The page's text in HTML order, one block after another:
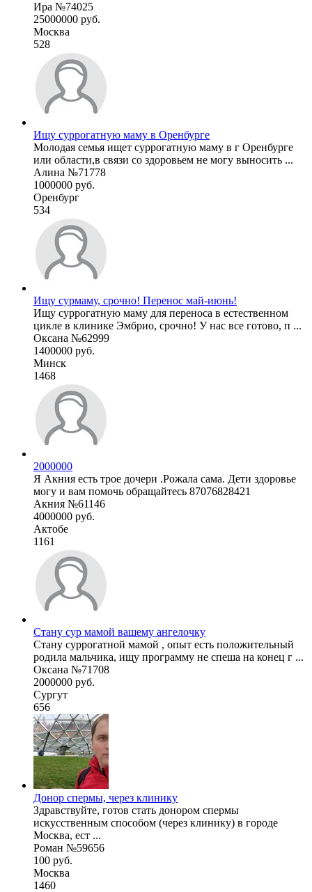
Ира №74025
25000000 руб.
Москва
528
Ищу суррогатную маму в Оренбурге
Молодая семья ищет суррогатную маму в г Оренбурге
или области,в связи со здоровьем не могу выносить ...
Алина №71778
1000000 руб.
Оренбург
534
Ищу сурмаму, срочно! Перенос май-июнь!
Ищу суррогатную маму для переноса в естественном
цикле в клинике Эмбрио, срочно! У нас все готово, п ...
Оксана №62999
1400000 руб.
Минск
1468
2000000
Я Акния есть трое дочери .Рожала сама. Дети здоровье
могу и вам помочь обращайтесь 87076828421
Акния №61146
4000000 руб.
Актобе
1161
Стану сур мамой вашему ангелочку
Стану суррогатной мамой , опыт есть положительный
родила мальчика, ищу программу не спеша на конец г ...
Оксана №71708
2000000 руб.
Сургут
656
Донор спермы, через клинику
Здравствуйте, готов стать донором спермы
искусственным способом (через клинику) в городе
Москва, ест ...
Роман №59656
100 руб.
Москва
1460